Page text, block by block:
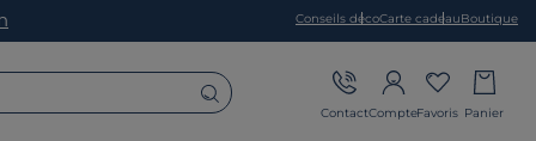
Conseils décoCarte cadeauBoutique
ContactCompteFavoris Panier